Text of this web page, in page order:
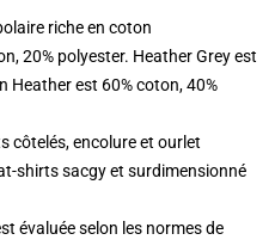
riche en coton
20% polyester. Heather Grey est
Heather est 60% coton, 40%
côtelés, encolure et ourlet
shirts sacgy et surdimensionné
évaluée selon les normes de